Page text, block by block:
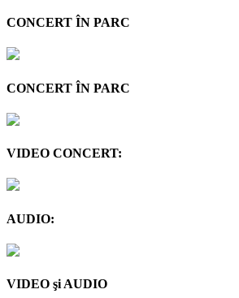
CONCERT ÎN PARC
CONCERT ÎN PARC
VIDEO CONCERT:
AUDIO:
VIDEO şi AUDIO